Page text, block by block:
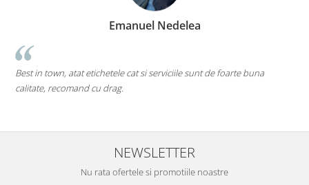
Emanuel Nedelea
Best in town, atat etichetele cat si serviciile sunt de foarte buna
calitate, recomand cu drag.
NEWSLETTER
Nu rata ofertele si promotiile noastre